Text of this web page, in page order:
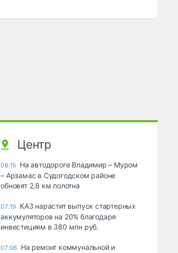
Центр
08:15 На автодороге Владимир – Муром
– Арзамас в Судогодском районе
обновят 2,8 км полотна
07:19 КАЗ нарастит выпуск стартерных
аккумуляторов на 20% благодаря
инвестициям в 380 млн руб.
07:06 На ремонт коммунальной и